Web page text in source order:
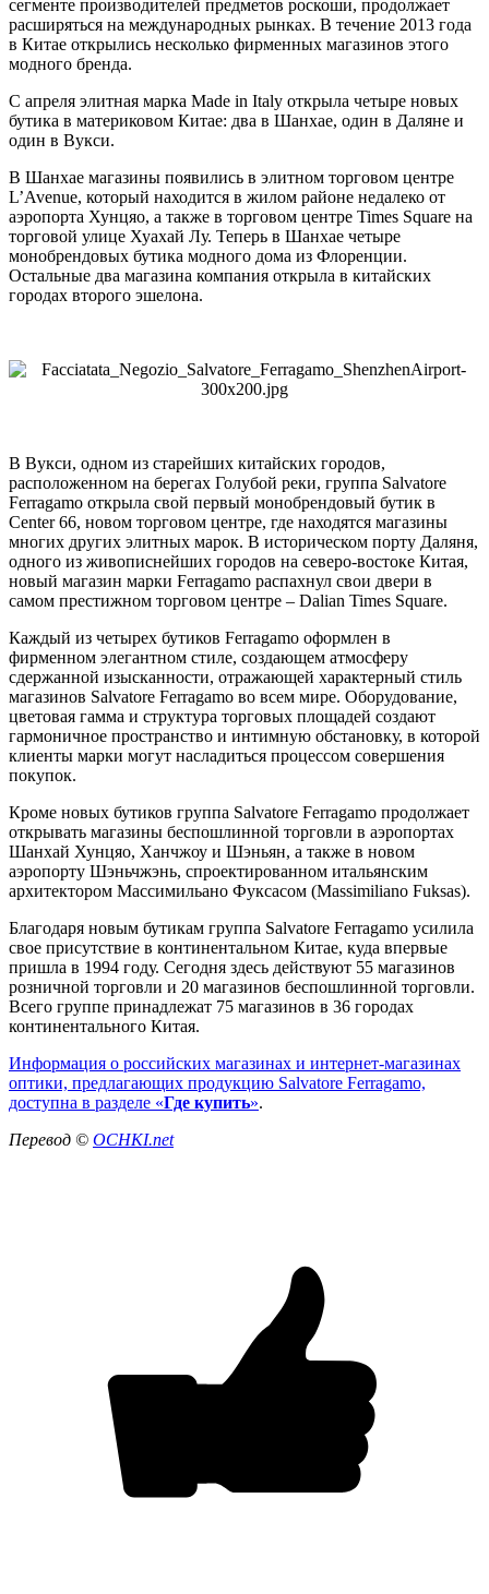
сегменте производителей предметов роскоши, продолжает
расширяться на международных рынках. В течение 2013 года
в Китае открылись несколько фирменных магазинов этого
модного бренда.
С апреля элитная марка Made in Italy открыла четыре новых
бутика в материковом Китае: два в Шанхае, один в Даляне и
один в Вукси.
В Шанхае магазины появились в элитном торговом центре
L’Avenue, который находится в жилом районе недалеко от
аэропорта Хунцяо, а также в торговом центре Times Square на
торговой улице Хуахай Лу. Теперь в Шанхае четыре
монобрендовых бутика модного дома из Флоренции.
Остальные два магазина компания открыла в китайских
городах второго эшелона.
В Вукси, одном из старейших китайских городов,
расположенном на берегах Голубой реки, группа Salvatore
Ferragamo открыла свой первый монобрендовый бутик в
Center 66, новом торговом центре, где находятся магазины
многих других элитных марок. В историческом порту Даляня,
одного из живописнейших городов на северо-востоке Китая,
новый магазин марки Ferragamo распахнул свои двери в
самом престижном торговом центре – Dalian Times Square.
Каждый из четырех бутиков Ferragamo оформлен в
фирменном элегантном стиле, создающем атмосферу
сдержанной изысканности, отражающей характерный стиль
магазинов Salvatore Ferragamo во всем мире. Оборудование,
цветовая гамма и структура торговых площадей создают
гармоничное пространство и интимную обстановку, в которой
клиенты марки могут насладиться процессом совершения
покупок.
Кроме новых бутиков группа Salvatore Ferragamo продолжает
открывать магазины беспошлинной торговли в аэропортах
Шанхай Хунцяо, Ханчжоу и Шэньян, а также в новом
аэропорту Шэньчжэнь, спроектированном итальянским
архитектором Массимильано Фуксасом (Massimiliano Fuksas).
Благодаря новым бутикам группа Salvatore Ferragamo усилила
свое присутствие в континентальном Китае, куда впервые
пришла в 1994 году. Сегодня здесь действуют 55 магазинов
розничной торговли и 20 магазинов беспошлинной торговли.
Всего группе принадлежат 75 магазинов в 36 городах
континентального Китая.
Информация о российских магазинах и интернет-магазинах
оптики, предлагающих продукцию Salvatore Ferragamo,
доступна в разделе «Где купить».
Перевод © OCHKI.net